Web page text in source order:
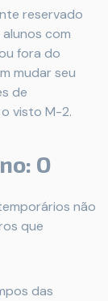
reservado
com
fora do
mudar seu
de
visto M-2.
O
não
que
das